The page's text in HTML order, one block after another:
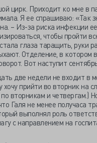
цирк. Приходит ко мне в
Я ее спрашиваю: «Так
– Из-за риска инфекции
чтобы пройти
глаза таращить, руки
Отделение, в котором
Вот наступит
две недели не входит в
прийти во вторник на
вторникам и четвергам.)
Галя не менее получаса
выполнял роль
с направлением на